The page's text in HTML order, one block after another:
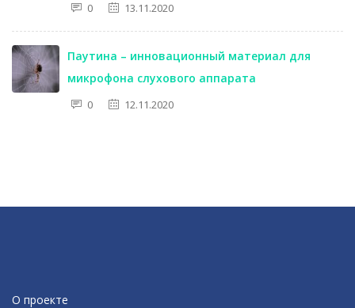
0 13.11.2020
Паутина – инновационный материал для
микрофона слухового аппарата
0 12.11.2020
О проекте